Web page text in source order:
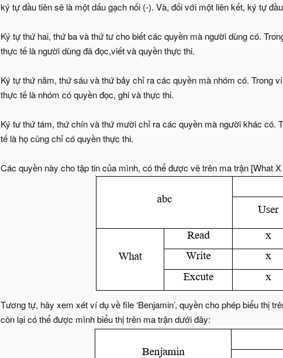
ký tự đầu tiên sẽ là một dấu gạch nối (-). Và, đối với một liên kết, ký tự đầu
Ký tự thứ hai, thứ ba và thứ tư cho biết các quyền mà người dùng có.
thực tế là người dùng đã đọc,viết và quyền thực thi.
Ký tự thứ năm, thứ sáu và thứ bảy chỉ ra các quyền mà nhóm có. Trong
thực tế là nhóm có quyền đọc, ghi và thực thi.
Ký tư thứ tám, thứ chín và thứ mười chỉ ra các quyền mà người khác
tế là họ cũng chỉ có quyền thực thi.
Các quyền này cho tập tin của mình, có thể được vẽ trên ma trận [What
Tương tự, hãy xem xét ví dụ về file ‘Benjamin’, quyền cho phép biểu thị
còn lại có thể được mình biểu thị trên ma trận dưới đây: